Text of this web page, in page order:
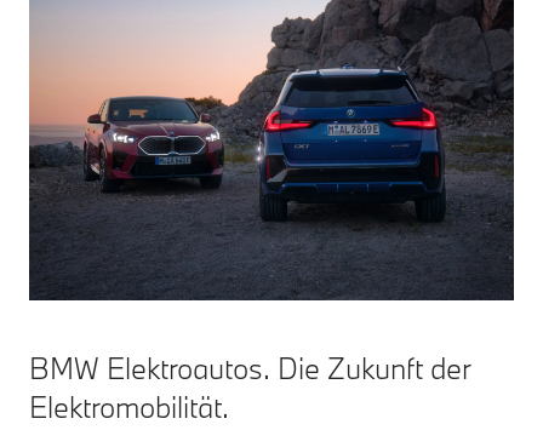
BMW Elektroautos. Die Zukunft der
Elektromobilität.